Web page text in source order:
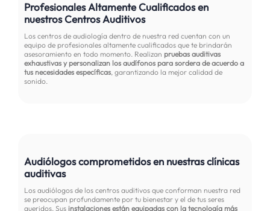
Profesionales Altamente Cualificados en
nuestros Centros Auditivos
Los centros de audiología dentro de nuestra red cuentan con un
equipo de profesionales altamente cualificados que te brindarán
asesoramiento en todo momento. Realizan pruebas auditivas
exhaustivas y personalizan los audífonos para sordera de acuerdo a
tus necesidades específicas, garantizando la mejor calidad de
sonido.
Audiólogos comprometidos en nuestras clínicas
auditivas
Los audiólogos de los centros auditivos que conforman nuestra red
se preocupan profundamente por tu bienestar y el de tus seres
queridos. Sus instalaciones están equipadas con la tecnología más